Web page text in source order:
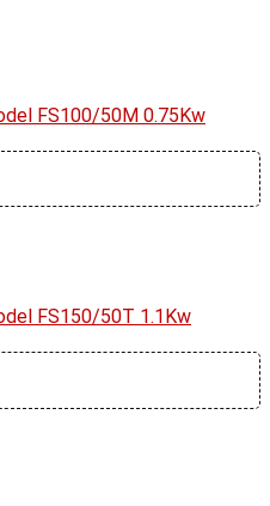
FS100/50M 0.75Kw
FS150/50T 1.1Kw